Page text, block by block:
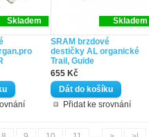
Skladem Skladem
SRAM brzdové
destičky AL organické
Trail, Guide
655 Kč
Přidat ke srovnání